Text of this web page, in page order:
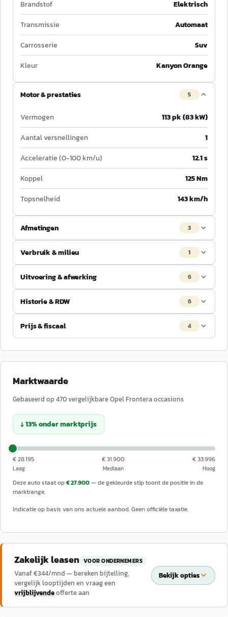
Brandstof
Elektrisch
Transmissie
Automaat
Carrosserie
Suv
Kleur
Kanyon Orange
Motor & prestaties 5
Vermogen
113 pk (83 kW)
Aantal versnellingen
1
Acceleratie (0-100 km/u)
12.1 s
Koppel
125 Nm
Topsnelheid
143 km/h
Afmetingen 3
Verbruik & milieu 1
Uitvoering & afwerking 6
Historie & RDW 6
Prijs & fiscaal 4
Marktwaarde
Gebaseerd op 470vergelijkbareOpelFronteraoccasions
↓13%ondermarktprijs
€ 28.195
Laag
€ 31.900
Mediaan
€ 33.996
Hoog
Deze auto staat op€ 27.900— de gekleurde stip toont de positie in de
marktrange.
Indicatie op basis van ons actuele aanbod. Geen officiële taxatie.
Zakelijk leasen VOOR ONDERNEMERS
Vanaf €344/mnd — bereken bijtelling,
vergelijk looptijden en vraag een
vrijblijvendeofferte aan
Bekijk opties